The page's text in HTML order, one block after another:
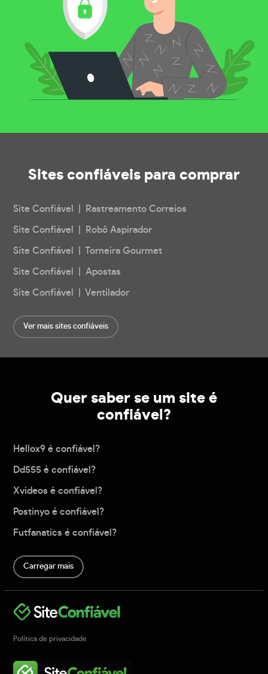
Sites confiáveis para comprar
Site Confiável | Rastreamento Correios
Site Confiável | Robô Aspirador
Site Confiável | Torneira Gourmet
Site Confiável | Apostas
Site Confiável | Ventilador
Ver mais sites confiáveis
Quer saber se um site é
confiável?
Hellox9 é confiável?
Dd555 é confiável?
Xvideos é confiável?
Postinyo é confiável?
Futfanatics é confiável?
Carregar mais
Política de privacidade